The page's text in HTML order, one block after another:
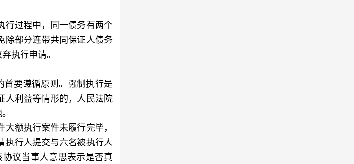
过程中，同一债务有两个
除部分连带共同保证人债务
执行申请。
要遵循原则。强制执行是
人利益等情形的，人民法院
额执行案件未履行完毕，
执行人提交与六名被执行人
议当事人意思表示是否真